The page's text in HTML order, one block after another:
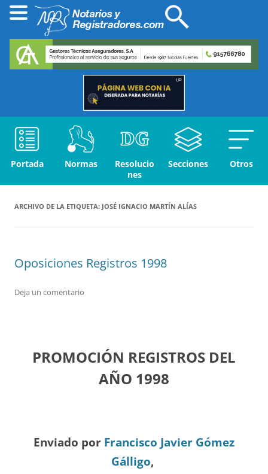
Portada Normas
Resolucio
nes
Secciones Otros
ARCHIVO DE LA ETIQUETA: JOSÉ IGNACIO MARTÍN ALÍAS
Oposiciones Registros 1998
Deja un comentario
PROMOCIÓN REGISTROS DEL
AÑO 1998
Enviado por Francisco Javier Gómez
Gálligo,